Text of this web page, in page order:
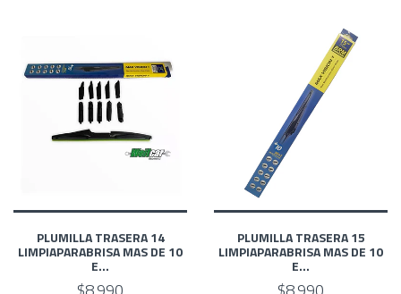
PLUMILLA TRASERA 14
LIMPIAPARABRISA MAS DE 10
E...
PLUMILLA TRASERA 15
LIMPIAPARABRISA MAS DE 10
E...